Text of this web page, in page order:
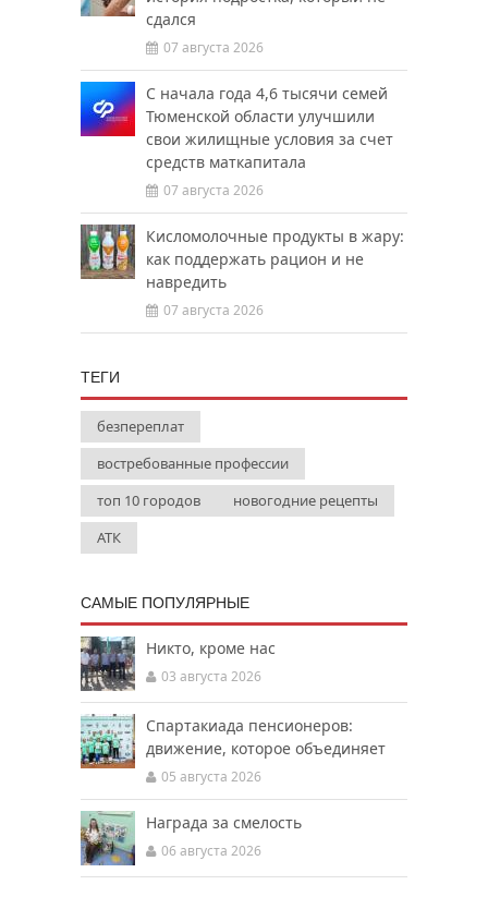
сдался
07 августа 2026
С начала года 4,6 тысячи семей
Тюменской области улучшили
свои жилищные условия за счет
средств маткапитала
07 августа 2026
Кисломолочные продукты в жару:
как поддержать рацион и не
навредить
07 августа 2026
ТЕГИ
безпереплат
востребованные профессии
топ 10 городов
новогодние рецепты
АТК
САМЫЕ ПОПУЛЯРНЫЕ
Никто, кроме нас
03 августа 2026
Спартакиада пенсионеров:
движение, которое объединяет
05 августа 2026
Награда за смелость
06 августа 2026